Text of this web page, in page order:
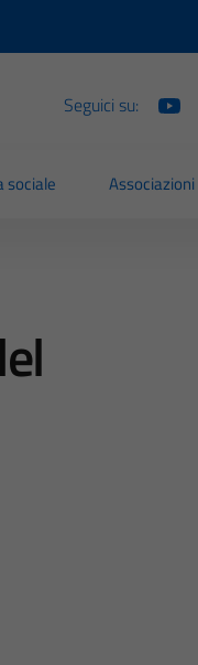
Seguici su:
sociale Associazioni